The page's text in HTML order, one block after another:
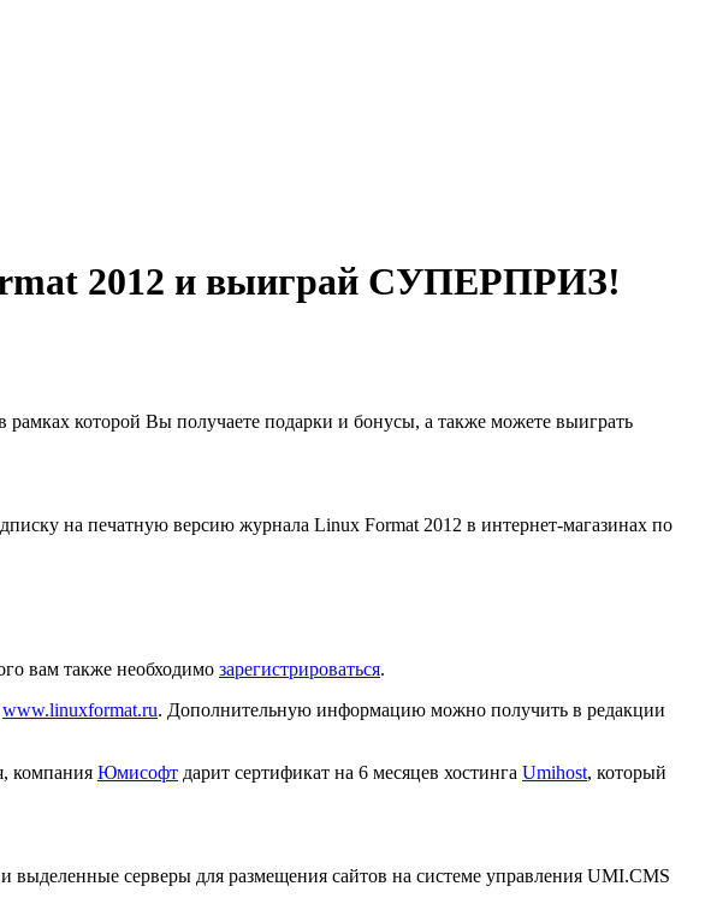
2012 и выиграй СУПЕРПРИЗ!
которой Вы получаете подарки и бонусы, а также можете выиграть
на печатную версию журнала Linux Format 2012 в интернет-магазинах по
вам также необходимо зарегистрироваться.
www.linuxformat.ru. Дополнительную информацию можно получить в редакции
компания Юмисофт дарит сертификат на 6 месяцев хостинга Umihost, который
выделенные серверы для размещения сайтов на системе управления UMI.CMS